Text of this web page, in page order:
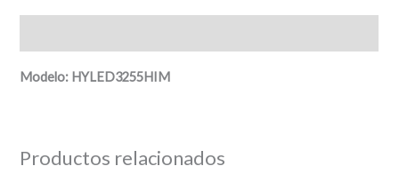
Modelo: HYLED3255HIM
Productos relacionados